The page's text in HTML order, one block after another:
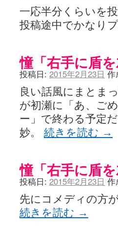
一応半分くらいを
投稿途中でかなり
憧「右手に盾
投稿日: 2015年2月23日 作
良い話風にまとま
が初瀬に「あ、ご
ー」で終わる予定
妙。 続きを読む →
憧「右手に盾
投稿日: 2015年2月23日 作
先にコメディの方
続きを読む →